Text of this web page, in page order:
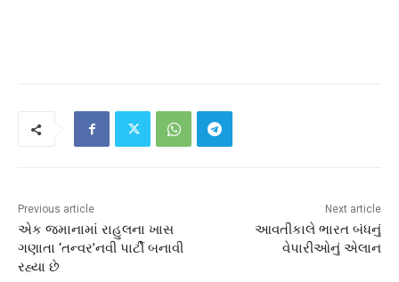
Previous article
એક જમાનામાં રાહુલના ખાસ
ગણાતા ‘તન્વર’નવી પાર્ટી બનાવી
રહ્યા છે
Next article
આવતીકાલે ભારત બંધનું
વેપારીઓનું એલાન